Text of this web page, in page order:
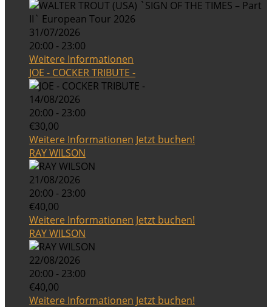
31/07/2026
20:00 - 23:00
Weitere Informationen
JOE - COCKER TRIBUTE -
14/08/2026
20:00 - 23:00
€30,00
Weitere Informationen Jetzt buchen!
RAY WILSON
21/08/2026
20:00 - 23:00
€40,00
Weitere Informationen Jetzt buchen!
RAY WILSON
22/08/2026
20:00 - 23:00
€40,00
Weitere Informationen Jetzt buchen!